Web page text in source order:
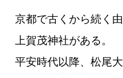
京都で古くから続く
上賀茂神社がある。
平安時代以降、松尾